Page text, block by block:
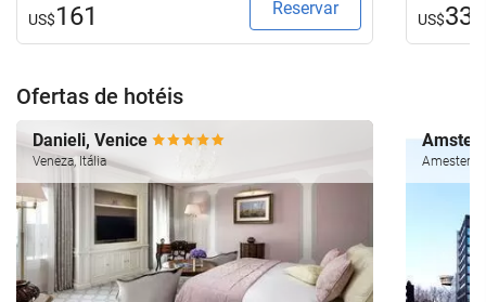
US$161 Reservar
US$332
Ofertas de hotéis
Danieli, Venice
Veneza, Itália